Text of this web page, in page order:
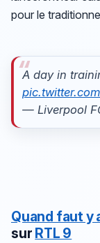
pour le
A day in
— Liverpool
Quand faut y
sur RTL 9